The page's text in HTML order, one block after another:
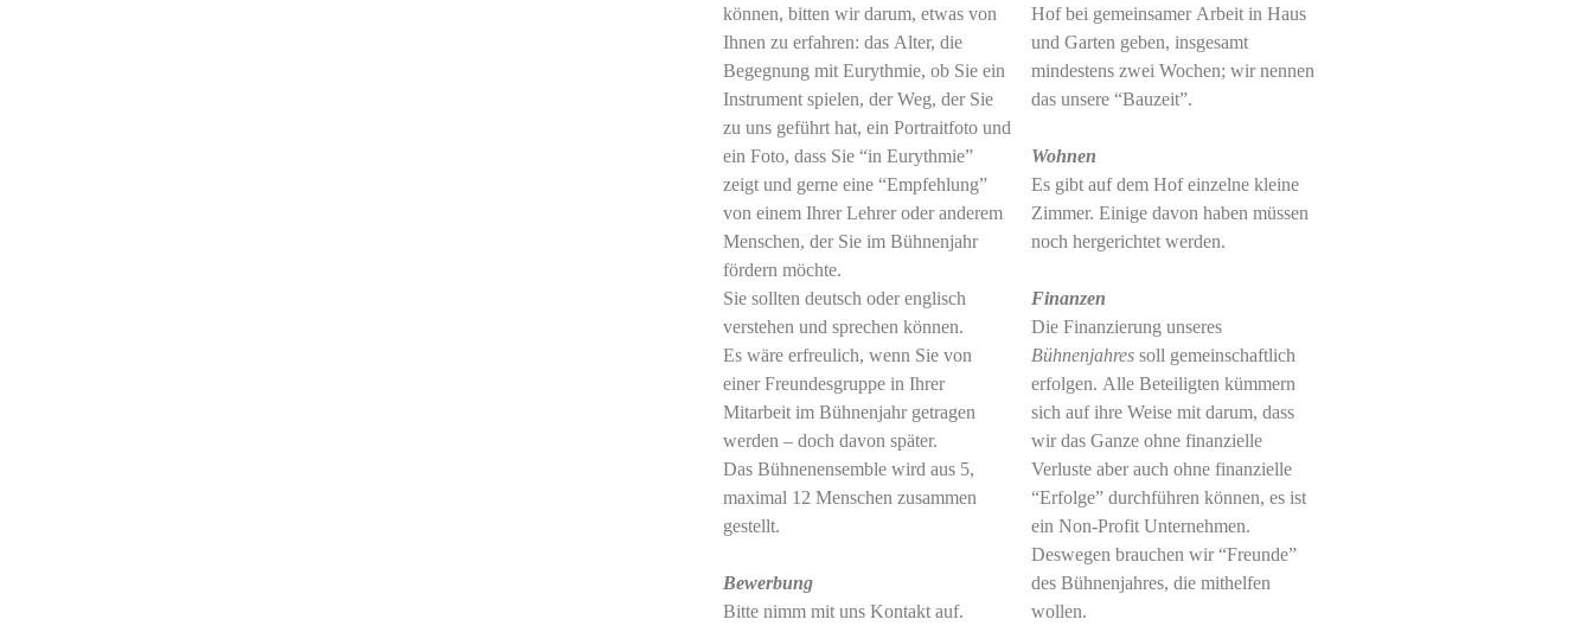
können, bitten wir darum, etwas von
Ihnen zu erfahren: das Alter, die
Begegnung mit Eurythmie, ob Sie ein
Instrument spielen, der Weg, der Sie
zu uns geführt hat, ein Portraitfoto und
ein Foto, dass Sie “in Eurythmie”
zeigt und gerne eine “Empfehlung”
von einem Ihrer Lehrer oder anderem
Menschen, der Sie im Bühnenjahr
fördern möchte.
Sie sollten deutsch oder englisch
verstehen und sprechen können.
Es wäre erfreulich, wenn Sie von
einer Freundesgruppe in Ihrer
Mitarbeit im Bühnenjahr getragen
werden – doch davon später.
Das Bühnenensemble wird aus 5,
maximal 12 Menschen zusammen
gestellt.
Bewerbung
Bitte nimm mit uns Kontakt auf.
Hof bei gemeinsamer Arbeit in Haus
und Garten geben, insgesamt
mindestens zwei Wochen; wir nennen
das unsere “Bauzeit”.
Wohnen
Es gibt auf dem Hof einzelne kleine
Zimmer. Einige davon haben müssen
noch hergerichtet werden.
Finanzen
Die Finanzierung unseres
Bühnenjahressoll gemeinschaftlich
erfolgen. Alle Beteiligten kümmern
sich auf ihre Weise mit darum, dass
wir das Ganze ohne finanzielle
Verluste aber auch ohne finanzielle
“Erfolge” durchführen können, es ist
ein Non-Profit Unternehmen.
Deswegen brauchen wir “Freunde”
des Bühnenjahres, die mithelfen
wollen.